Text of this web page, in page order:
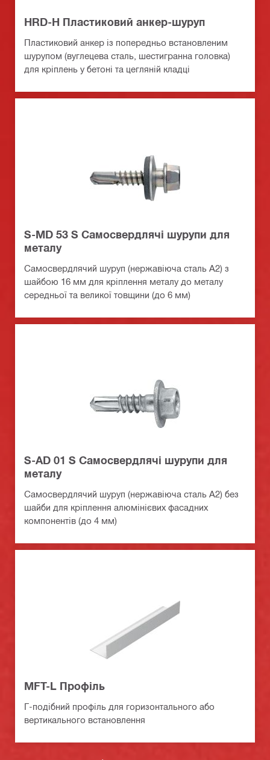
HRD-H Пластиковий анкер-шуруп
Пластиковий анкер із попередньо встановленим
шурупом (вуглецева сталь, шестигранна головка)
для кріплень у бетоні та цегляній кладці
S-MD 53 S Самосвердлячі шурупи для
металу
Самосвердлячий шуруп (нержавіюча сталь A2) з
шайбою 16 мм для кріплення металу до металу
середньої та великої товщини (до 6 мм)
S-AD 01 S Самосвердлячі шурупи для
металу
Самосвердлячий шуруп (нержавіюча сталь A2) без
шайби для кріплення алюмінієвих фасадних
компонентів (до 4 мм)
MFT-L Профіль
Г-подібний профіль для горизонтального або
вертикального встановлення